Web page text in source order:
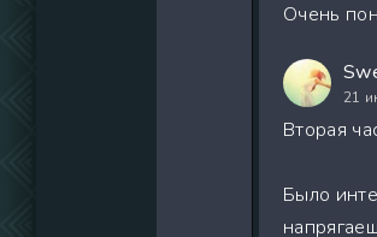
Очень
21
Вторая
Было